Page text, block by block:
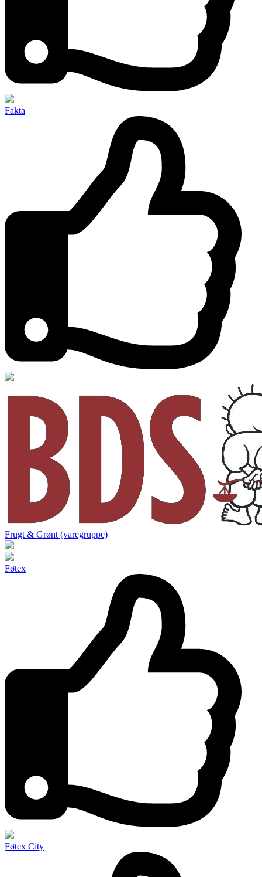
Fakta
Frugt & Grønt (varegruppe)
Føtex
Føtex City